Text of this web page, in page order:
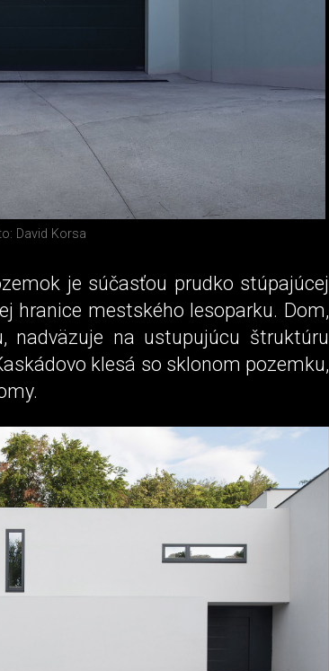
David Korsa
je súčasťou prudko stúpajúcej
hranice mestského lesoparku. Dom,
nadväzuje na ustupujúcu štruktúru
klesá so sklonom pozemku,